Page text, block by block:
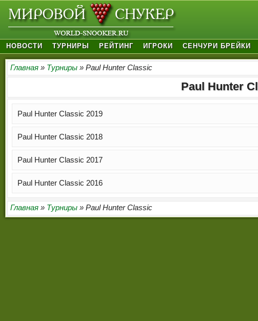
НОВОСТИ ТУРНИРЫ РЕЙТИНГ ИГРОКИ СЕНЧУРИ БРЕЙКИ
Главная » Турниры » Paul Hunter Classic
Paul Hunter
Paul Hunter Classic 2019
Paul Hunter Classic 2018
Paul Hunter Classic 2017
Paul Hunter Classic 2016
Главная » Турниры » Paul Hunter Classic